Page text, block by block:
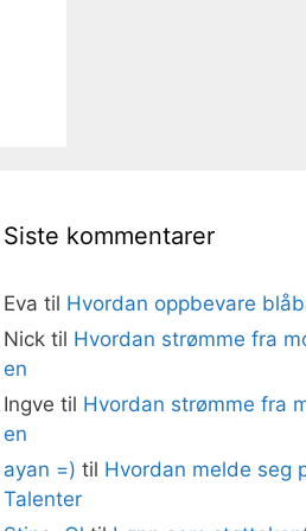
Siste kommentarer
Eva til Hvordan oppbevare
Nicktil Hvordan strømme fra
en
Ingve til Hvordan strømme fra
en
ayan =) til Hvordan melde seg
Talenter